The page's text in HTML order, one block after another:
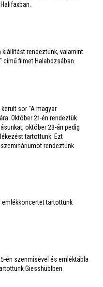
kiállítást rendeztünk, valamint
című filmet Halabdzsában.
sor "A magyar
Október 21-én rendeztük
október 23-án pedig
tartottunk. Ezt
rendeztünk
emlékkoncertet tartottunk
én szenmisével és emléktábla
Giesshüblben.